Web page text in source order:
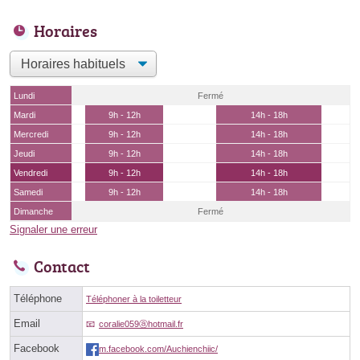
Horaires
Lundi
Fermé
Mardi
9h - 12h
14h - 18h
Mercredi
9h - 12h
14h - 18h
Jeudi
9h - 12h
14h - 18h
Vendredi
9h - 12h
14h - 18h
Samedi
9h - 12h
14h - 18h
Dimanche
Fermé
Signaler une erreur
Contact
Téléphone Téléphoner à la toiletteur
Email coralie059ⓐhotmail.fr
Facebook m.facebook.com/Auchienchiic/